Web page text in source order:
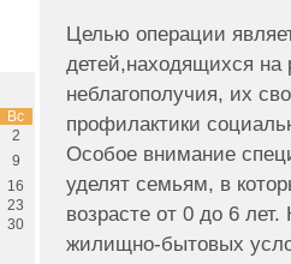
Целью операции
детей,находящихся на
неблагополучия, их
профилактики
Особое внимание
уделят семьям, в
возрасте от 0 до 6
жилищно-бытовых
Вс
2
9
16
23
30